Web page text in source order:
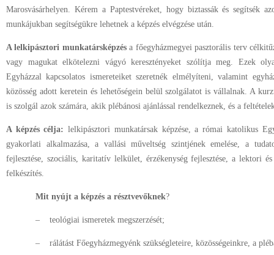
Marosvásárhelyen. Kérem a Paptestvéreket, hogy biztassák és segítsék
munkájukban segítségükre lehetnek a képzés elvégzése után.
A lelkipásztori munkatársképzésa főegyházmegyei pasztorális terv
vagy magukat elkötelezni vágyó keresztényeket szólítja meg. Ezek
Egyházzal kapcsolatos ismereteiket szeretnék elmélyíteni, valamint
közösség adott keretein és lehetőségein belül szolgálatot is vállalnak. A
is szolgál azok számára, akik plébánosi ajánlással rendelkeznek, és a
A képzés célja: lelkipásztori munkatársak képzése, a római katolikus
gyakorlati alkalmazása, a vallási műveltség szintjének emelése, a
fejlesztése, szociális, karitatív lelkület, érzékenység fejlesztése, a lektori
felkészítés.
Mit nyújt a képzés a résztvevőknek?
– teológiai ismeretek megszerzését;
– rálátást Főegyházmegyénk szükségleteire, közösségeinkre, a